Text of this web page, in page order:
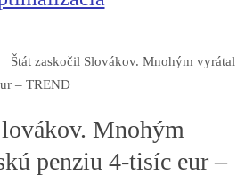
Štát zaskočil Slovákov. Mnohým vyrátal
– TREND
Mnohým
penziu 4-tisíc eur –